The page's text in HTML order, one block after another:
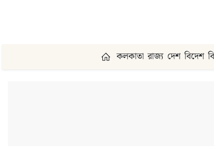
কলকাতা রাজ্য দেশ বিদেশ